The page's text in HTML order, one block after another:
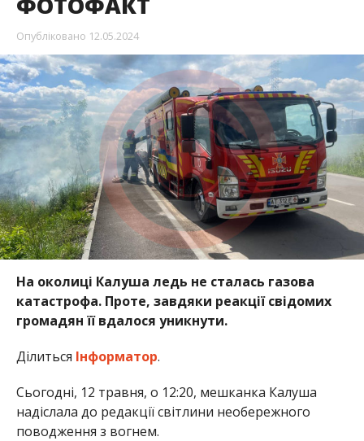
Опубліковано 12.05.2024
На околиці Калуша ледь не сталась газова
катастрофа. Проте, завдяки реакції свідомих
громадян її вдалося уникнути.
Ділиться Інформатор.
Сьогодні, 12 травня, о 12:20, мешканка Калуша
надіслала до редакції світлини необережного
поводження з вогнем.